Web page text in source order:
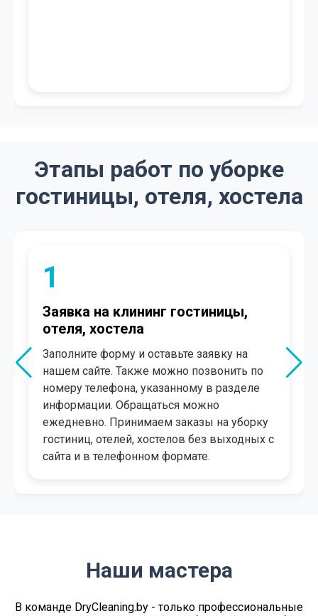
Этапы работ по уборке
гостиницы, отеля, хостела
2
Согласование
В течение нескольких минут менеджер
свяжется с Вами. Произведет
консультацию, рассчитает
ориентировочную стоимость, поможет
решить, какой пакет для уборки гостиниц,
отелей, хостелов выбрать, подберет дату и
удобный для вас временной промежуток.
Наши мастера
В команде DryСleaning.by - только профессиональные